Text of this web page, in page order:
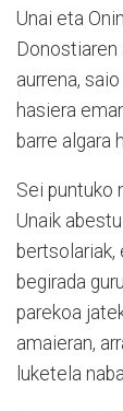
Unai eta
aurrena,
hasiera
barre algara
Sei puntuko
Unaik
bertsolariak,
begirada
parekoa
amaieran,
luketela